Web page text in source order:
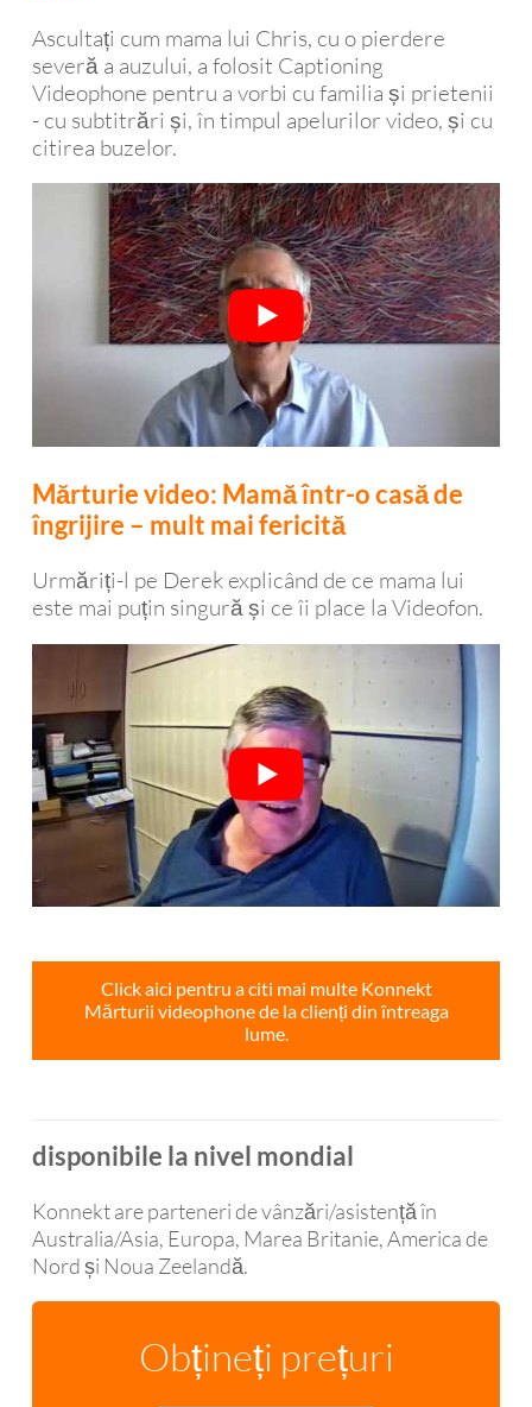
Ascultați cum mama lui Chris, cu o pierdere
severă a auzului, a folosit Captioning
Videophone pentru a vorbi cu familia și prietenii
- cu subtitrări și, în timpul apelurilor video, și cu
citirea buzelor.
Mărturie video: Mamă într-o casă de
îngrijire – mult mai fericită
Urmăriți-l pe Derek explicând de ce mama lui
este mai puțin singură și ce îi place la Videofon.
Click aici pentru a citi mai multe Konnekt
Mărturii videophone de la clienți din întreaga
lume.
disponibile la nivel mondial
Konnekt are parteneri de vânzări/asistență în
Australia/Asia, Europa, Marea Britanie, America de
Nord și Noua Zeelandă.
Obțineți prețuri